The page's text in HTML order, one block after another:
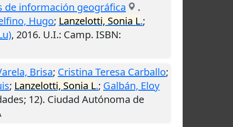
de información geográfica
.
Hugo; Lanzelotti, Sonia L.;
, 2016. U.I.: Camp. ISBN:
Brisa; Cristina Teresa Carballo;
; Lanzelotti, Sonia L.; Galbán, Eloy
12). Ciudad Autónoma de